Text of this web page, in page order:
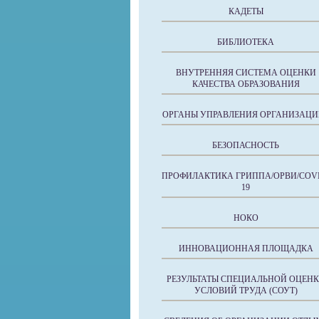
КАДЕТЫ
БИБЛИОТЕКА
ВНУТРЕННЯЯ СИСТЕМА ОЦЕНКИ
КАЧЕСТВА ОБРАЗОВАНИЯ
ОРГАНЫ УПРАВЛЕНИЯ
БЕЗОПАСНОСТЬ
ПРОФИЛАКТИКА ГРИППА/ОРВИ/
19
НОКО
ИННОВАЦИОННАЯ ПЛОЩАДКА
РЕЗУЛЬТАТЫ СПЕЦИАЛЬНОЙ
УСЛОВИЙ ТРУДА (СОУТ)